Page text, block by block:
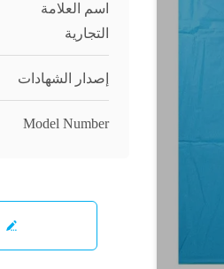
اسم العلامة
التجارية
إصدار الشهادات
Model Number